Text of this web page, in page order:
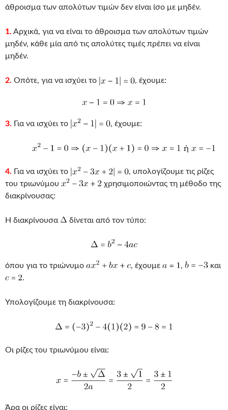
άθροισμα των απολύτων τιμών δεν είναι ίσο με μηδέν.
1. Αρχικά, για να είναι το άθροισμα των απολύτων τιμών
μηδέν, κάθε μία από τις απολύτες τιμές πρέπει να είναι
μηδέν.
2. Οπότε, για να ισχύει το , έχουμε:
3. Για να ισχύει το , έχουμε:
4. Για να ισχύει το
, υπολογίζουμε τις ρίζες
του τριωνύμου
χρησιμοποιώντας τη μέθοδο της
διακρίνουσας:
Η διακρίνουσα δίνεται από τον τύπο:
όπου για το τριώνυμο , έχουμε ,
και
.
Υπολογίζουμε τη διακρίνουσα:
Οι ρίζες του τριωνύμου είναι:
Άρα οι ρίζες είναι: